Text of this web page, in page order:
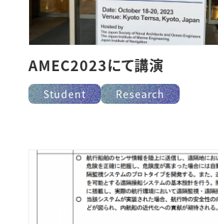
Student Research
AMEC2023にて講演